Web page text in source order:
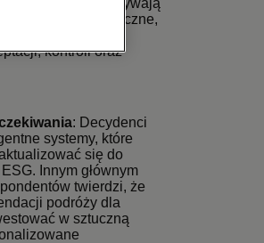
technologiczne,
są również
kontroli oraz
: Decydenci
systemy, które
się do
Innym głównym
twierdzi, że
podróży dla
w sztuczną